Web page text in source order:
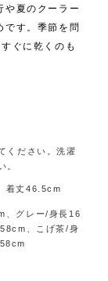
や夏のクーラー
です。季節を問
ぐに乾くのも
ください。洗濯
。
丈46.5cm
、グレー/身長16
、こげ茶/身